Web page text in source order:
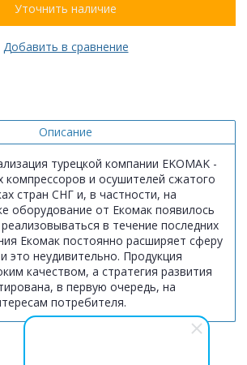
Уточнить наличие
Добавить в сравнение
Описание
турецкой компании EKOMAK -
компрессоров и осушителей сжатого
стран СНГ и, в частности, на
оборудование от Екомак появилось
в течение последних
Екомак постоянно расширяет сферу
это неудивительно. Продукция
качеством, а стратегия развития
в первую очередь, на
потребителя.